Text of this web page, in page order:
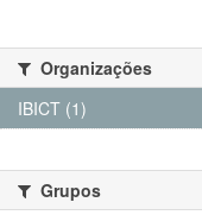
Organizações
IBICT (1)
Grupos